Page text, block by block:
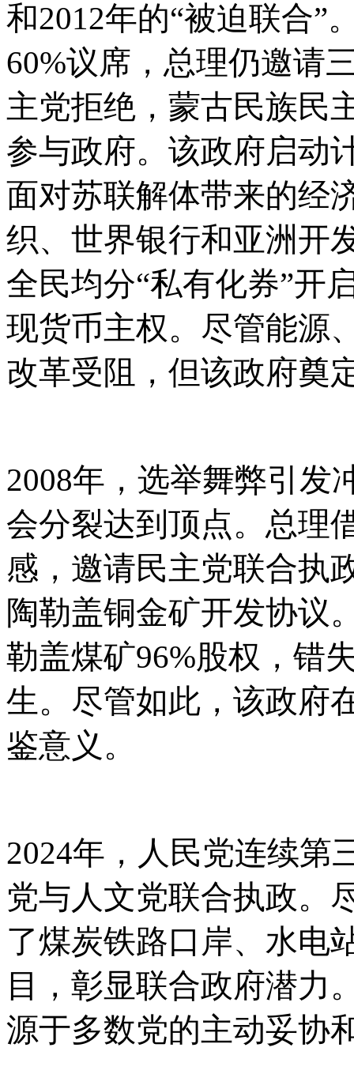
和2012年的“被迫联合”
60%议席，总理仍邀请
主党拒绝，蒙古民族民
参与政府。该政府启动
面对苏联解体带来的经
织、世界银行和亚洲开
全民均分“私有化券”开
现货币主权。尽管能源
改革受阻，但该政府奠
2008年，选举舞弊引发
会分裂达到顶点。总理
感，邀请民主党联合执
陶勒盖铜金矿开发协议
勒盖煤矿96%股权，错
生。尽管如此，该政府
鉴意义。
2024年，人民党连续第
党与人文党联合执政。
了煤炭铁路口岸、水电
目，彰显联合政府潜力
源于多数党的主动妥协